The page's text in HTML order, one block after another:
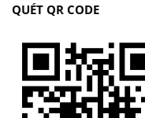
QUÉT QR CODE